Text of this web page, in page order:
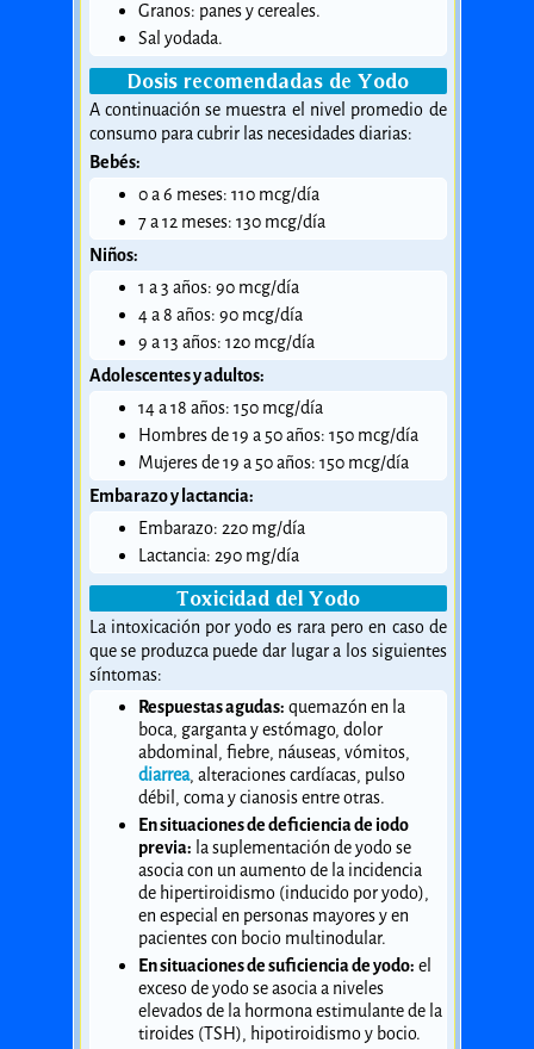
Granos: panes y cereales.
Sal yodada.
Dosis recomendadas de Yodo
A continuación se muestra el nivel promedio de
consumo para cubrir las necesidades diarias:
Bebés:
0 a 6 meses: 110 mcg/día
7 a 12 meses: 130 mcg/día
Niños:
1 a 3 años: 90 mcg/día
4 a 8 años: 90 mcg/día
9 a 13 años: 120 mcg/día
Adolescentes y adultos:
14 a 18 años: 150 mcg/día
Hombres de 19 a 50 años: 150 mcg/día
Mujeres de 19 a 50 años: 150 mcg/día
Embarazo y lactancia:
Embarazo: 220 mg/día
Lactancia: 290 mg/día
Toxicidad del Yodo
La intoxicación por yodo es rara pero en caso de
que se produzca puede dar lugar a los siguientes
síntomas:
Respuestas agudas: quemazón en la
boca, garganta y estómago, dolor
abdominal, fiebre, náuseas, vómitos,
diarrea, alteraciones cardíacas, pulso
débil, coma y cianosis entre otras.
En situaciones de deficiencia de iodo
previa: la suplementación de yodo se
asocia con un aumento de la incidencia
de hipertiroidismo (inducido por yodo),
en especial en personas mayores y en
pacientes con bocio multinodular.
En situaciones de suficiencia de yodo: el
exceso de yodo se asocia a niveles
elevados de la hormona estimulante de la
tiroides (TSH), hipotiroidismo y bocio.